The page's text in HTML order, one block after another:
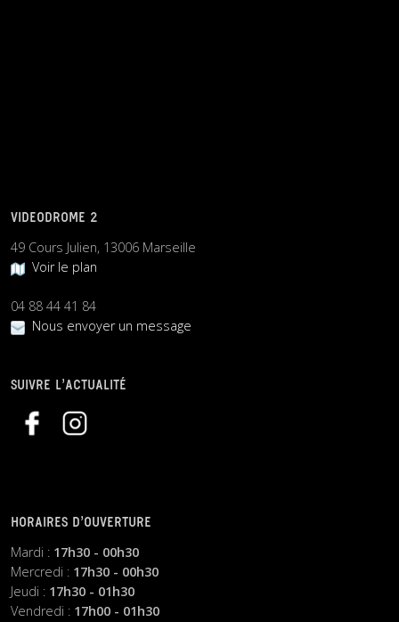
VIDEODROME 2
49 Cours Julien, 13006 Marseille
Voir le plan
04 88 44 41 84
Nous envoyer un message
SUIVRE L’ACTUALITÉ
HORAIRES D’OUVERTURE
Mardi : 17h30 - 00h30
Mercredi : 17h30 - 00h30
Jeudi : 17h30 - 01h30
Vendredi : 17h00 - 01h30